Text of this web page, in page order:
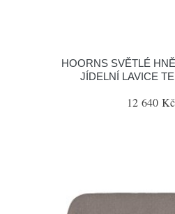
HOORNS SVĚTLÉ
JÍDELNÍ LAVICE
12 640 Kč